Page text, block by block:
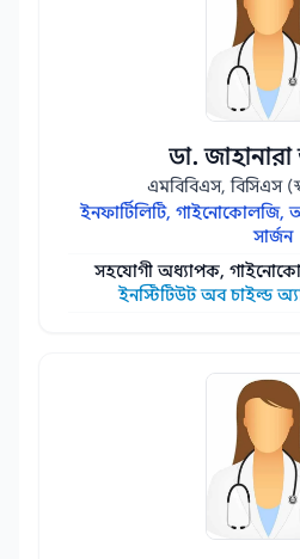
ডা.
এমবিবিএস, বিসিএস
ইনফার্টিলিটি, গাইনোকোলজি,
সার্জন
সহযোগী অধ্যাপক,
ইনস্টিটিউট অব চাইল্ড